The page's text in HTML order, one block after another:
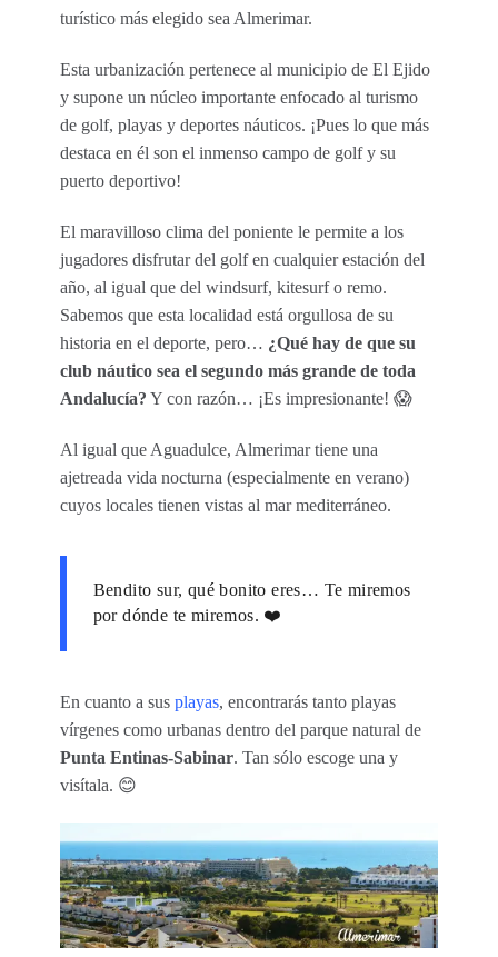
turístico más elegido sea Almerimar.
Esta urbanización pertenece al municipio de El Ejido
y supone un núcleo importante enfocado al turismo
de golf, playas y deportes náuticos. ¡Pues lo que más
destaca en él son el inmenso campo de golf y su
puerto deportivo!
El maravilloso clima del poniente le permite a los
jugadores disfrutar del golf en cualquier estación del
año, al igual que del windsurf, kitesurf o remo.
Sabemos que esta localidad está orgullosa de su
historia en el deporte, pero… ¿Qué hay de que su
club náutico sea el segundo más grande de toda
Andalucía? Y con razón… ¡Es impresionante! 😱
Al igual que Aguadulce, Almerimar tiene una
ajetreada vida nocturna (especialmente en verano)
cuyos locales tienen vistas al mar mediterráneo.
Bendito sur, qué bonito eres… Te miremos
por dónde te miremos. ❤️
En cuanto a sus playas, encontrarás tanto playas
vírgenes como urbanas dentro del parque natural de
Punta Entinas-Sabinar. Tan sólo escoge una y
visítala. 😊